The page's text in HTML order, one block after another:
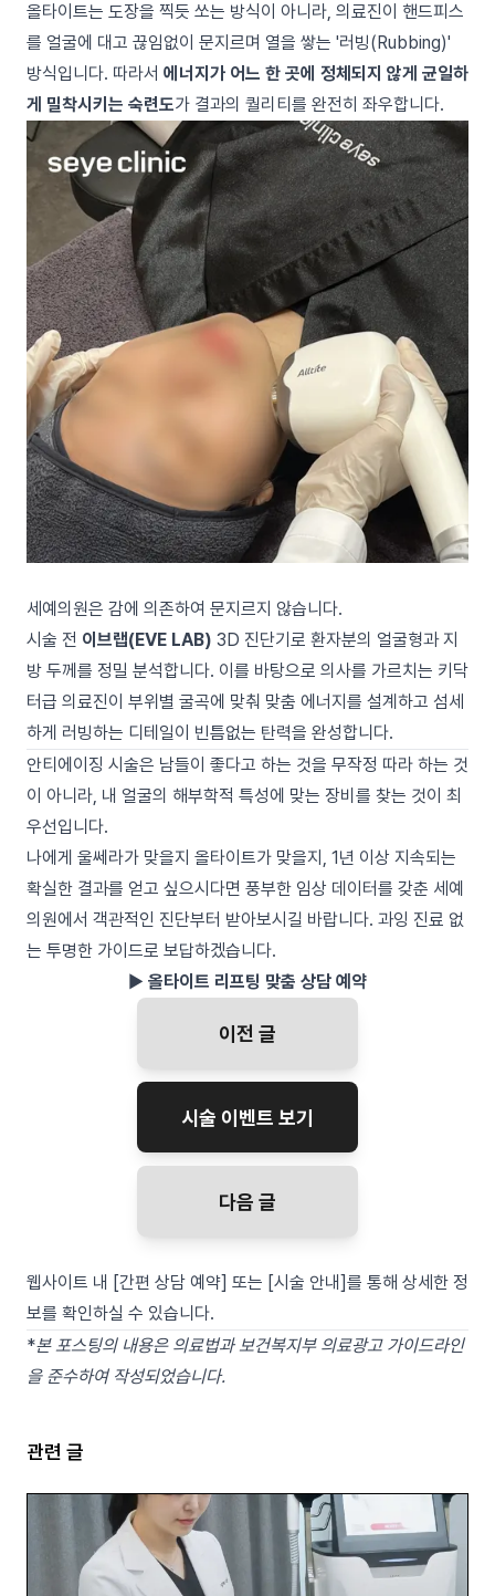
올타이트는 도장을 찍듯 쏘는 방식이 아니라, 의료진이 핸드피스
를 얼굴에 대고 끊임없이 문지르며 열을 쌓는 '러빙(Rubbing)'
방식입니다. 따라서 에너지가 어느 한 곳에 정체되지 않게 균일하
게 밀착시키는 숙련도가 결과의 퀄리티를 완전히 좌우합니다.
세예의원은 감에 의존하여 문지르지 않습니다.
시술 전 이브랩(EVE LAB) 3D 진단기로 환자분의 얼굴형과 지
방 두께를 정밀 분석합니다. 이를 바탕으로 의사를 가르치는 키닥
터급 의료진이 부위별 굴곡에 맞춰 맞춤 에너지를 설계하고 섬세
하게 러빙하는 디테일이 빈틈없는 탄력을 완성합니다.
안티에이징 시술은 남들이 좋다고 하는 것을 무작정 따라 하는 것
이 아니라, 내 얼굴의 해부학적 특성에 맞는 장비를 찾는 것이 최
우선입니다.
나에게 울쎄라가 맞을지 올타이트가 맞을지, 1년 이상 지속되는
확실한 결과를 얻고 싶으시다면 풍부한 임상 데이터를 갖춘 세예
의원에서 객관적인 진단부터 받아보시길 바랍니다. 과잉 진료 없
는 투명한 가이드로 보답하겠습니다.
▶ 올타이트 리프팅 맞춤 상담 예약
이전 글
시술 이벤트 보기
다음 글
웹사이트 내 [간편 상담 예약] 또는 [시술 안내]를 통해 상세한 정
보를 확인하실 수 있습니다.
*본 포스팅의 내용은 의료법과 보건복지부 의료광고 가이드라인
을 준수하여 작성되었습니다.
관련 글